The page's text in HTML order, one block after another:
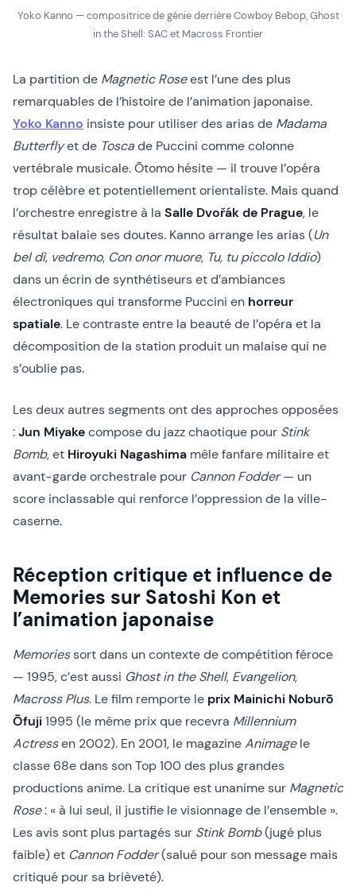
Yoko Kanno — compositrice de génie derrière Cowboy Bebop, Ghost
in the Shell: SAC et Macross Frontier
La partition de Magnetic Roseest l’une des plus
remarquables de l’histoire de l’animation japonaise.
Yoko Kanno insiste pour utiliser des arias de Madama
Butterflyet de Toscade Puccini comme colonne
vertébrale musicale. Ōtomo hésite — il trouve l’opéra
trop célèbre et potentiellement orientaliste. Mais quand
l’orchestre enregistre à la Salle Dvořák de Prague, le
résultat balaie ses doutes. Kanno arrange les arias (Un
bel dì, vedremo, Con onor muore, Tu, tu piccolo Iddio)
dans un écrin de synthétiseurs et d’ambiances
électroniques qui transforme Puccini en horreur
spatiale. Le contraste entre la beauté de l’opéra et la
décomposition de la station produit un malaise qui ne
s’oublie pas.
Les deux autres segments ont des approches opposées
:Jun Miyakecompose du jazz chaotique pour Stink
Bomb, et Hiroyuki Nagashima mêle fanfare militaire et
avant-garde orchestrale pour Cannon Fodder— un
score inclassable qui renforce l’oppression de la ville-
caserne.
Réception critique et influence de
Memories sur Satoshi Kon et
l’animation japonaise
Memoriessort dans un contexte de compétition féroce
— 1995, c’est aussi Ghost in the Shell, Evangelion,
Macross Plus. Le film remporte le prix Mainichi Noburō
Ōfuji1995 (le même prix que recevra Millennium
Actressen 2002). En 2001, le magazineAnimagele
classe 68e dans son Top 100 des plus grandes
productions anime. La critique est unanime sur Magnetic
Rose: « à lui seul, il justifie le visionnage de l’ensemble ».
Les avis sont plus partagés sur Stink Bomb(jugé plus
faible) et Cannon Fodder(salué pour son message mais
critiqué pour sa brièveté).